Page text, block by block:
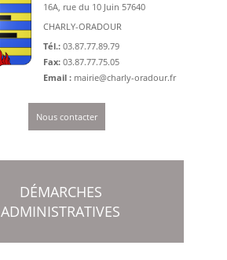
16A, rue du 10 Juin 57640
CHARLY-ORADOUR
Tél.: 03.87.77.89.79
Fax: 03.87.77.75.05
Email : mairie@charly-oradour.fr
Nous contacter
DÉMARCHES
ADMINISTRATIVES